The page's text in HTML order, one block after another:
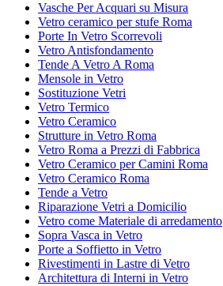
Vasche Per Acquari su Misura
Vetro ceramico per stufe Roma
Porte In Vetro Scorrevoli
Vetro Antisfondamento
Tende A Vetro A Roma
Mensole in Vetro
Sostituzione Vetri
Vetro Termico
Vetro Ceramico
Strutture in Vetro Roma
Vetro Roma a Prezzi di Fabbrica
Vetro Ceramico per Camini Roma
Vetro Ceramico Roma
Tende a Vetro
Riparazione Vetri a Domicilio
Vetro come Materiale di arredamento
Sopra Vasca in Vetro
Porte a Soffietto in Vetro
Rivestimenti in Lastre di Vetro
Architettura di Interni in Vetro